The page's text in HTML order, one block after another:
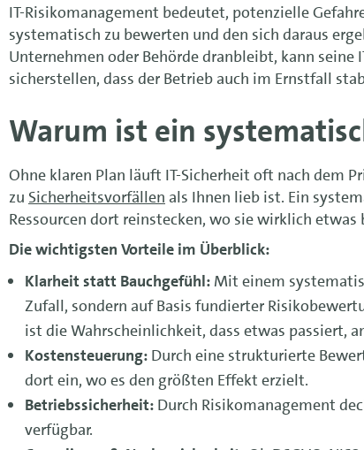
IT-Risikomanagement bedeutet, potenzielle
systematisch zu bewerten und den sich daraus
Unternehmen oder Behörde dranbleibt, kann
sicherstellen, dass der Betrieb auch im Ernstfall
Warum ist ein
Ohne klaren Plan läuft IT-Sicherheit oft nach dem
zu Sicherheitsvorfällen als Ihnen lieb ist. Ein
Ressourcen dort reinstecken, wo sie wirklich etwas
Die wichtigsten Vorteile im Überblick:
Klarheit statt Bauchgefühl: Mit einem
Zufall, sondern auf Basis fundierter
ist die Wahrscheinlichkeit, dass etwas passiert,
Kostensteuerung: Durch eine strukturierte
dort ein, wo es den größten Effekt erzielt.
Betriebssicherheit: Durch Risikomanagement
verfügbar.